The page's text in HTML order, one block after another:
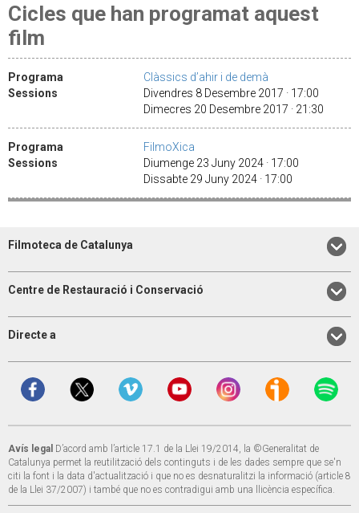
Cicles que han programat aquest
film
Programa
Clàssics d’ahir i de demà
Sessions
Divendres 8 Desembre 2017 · 17:00
Dimecres 20 Desembre 2017 · 21:30
Programa
FilmoXica
Sessions
Diumenge 23 Juny 2024 · 17:00
Dissabte 29 Juny 2024 · 17:00
Filmoteca de Catalunya
Centre de Restauració i Conservació
Directe a
Avís legal D’acord amb l’article 17.1 de la Llei 19/2014, la ©Generalitat de
Catalunya permet la reutilització dels continguts i de les dades sempre que se'n
citi la font i la data d'actualització i que no es desnaturalitzi la informació (article 8
de la Llei 37/2007) i també que no es contradigui amb una llicència específica.